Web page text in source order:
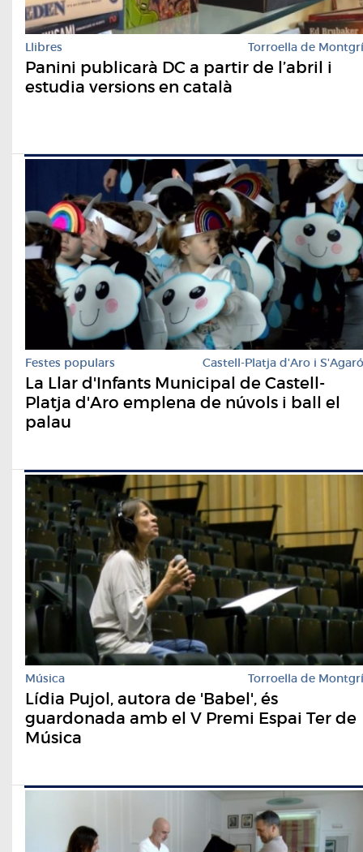
Llibres Torroella de Montgrí
Panini publicarà DC a partir de l’abril i
estudia versions en català
Festes populars Castell-Platja d'Aro i S'Agaró
La Llar d'Infants Municipal de Castell-
Platja d'Aro emplena de núvols i ball el
palau
Música Torroella de Montgrí
Lídia Pujol, autora de 'Babel', és
guardonada amb el V Premi Espai Ter de
Música